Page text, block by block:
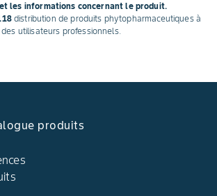
les informations concernant le produit.
distribution de produits phytopharmaceutiques à
des utilisateurs professionnels.
produits